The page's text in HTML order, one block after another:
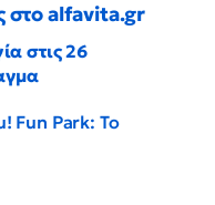
στο alfavita.gr
στις 26
Fun Park: Το